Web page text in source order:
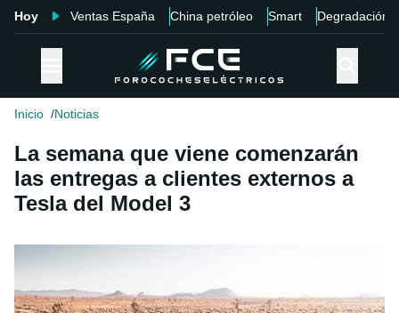
Hoy Ventas España China petróleo Smart Degradación
Inicio Noticias
La semana que viene comenzarán
las entregas a clientes externos a
Tesla del Model 3